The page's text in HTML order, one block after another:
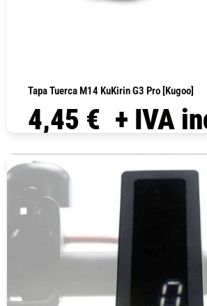
Tapa Tuerca M14 KuKirin G3 Pro [Kugoo]
4,45 € + IVA
COMPRAR